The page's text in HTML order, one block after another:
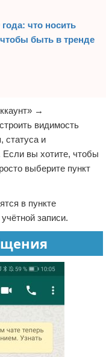
что носить
быть в тренде
→
видимость
статуса и
вы хотите, чтобы
выберите пункт
в пункте
записи.